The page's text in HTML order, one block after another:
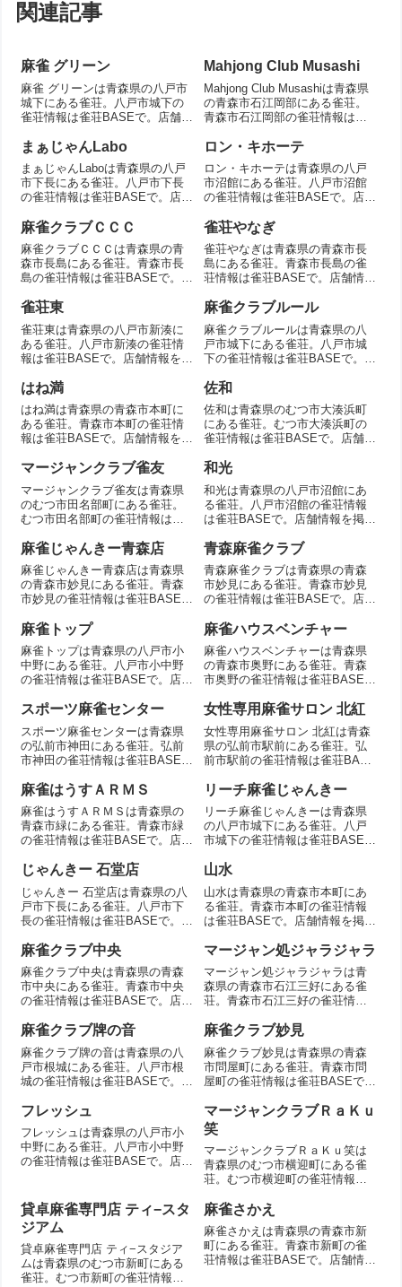
関連記事
麻雀 グリーン
麻雀 グリーンは青森県の八戸市
城下にある雀荘。八戸市城下の
雀荘情報は雀荘BASEで。店舗情
Mahjong Club Musashi
Mahjong Club Musashiは青森県
の青森市石江岡部にある雀荘。
青森市石江岡部の雀荘情報は雀
まぁじゃんLabo
まぁじゃんLaboは青森県の八戸
市下長にある雀荘。八戸市下長
の雀荘情報は雀荘BASEで。店舗
ロン・キホーテ
ロン・キホーテは青森県の八戸
市沼館にある雀荘。八戸市沼館
の雀荘情報は雀荘BASEで。店舗
麻雀クラブＣＣＣ
麻雀クラブＣＣＣは青森県の青
森市長島にある雀荘。青森市長
島の雀荘情報は雀荘BASEで。店
雀荘やなぎ
雀荘やなぎは青森県の青森市長
島にある雀荘。青森市長島の雀
荘情報は雀荘BASEで。店舗情報
雀荘東
雀荘東は青森県の八戸市新湊に
ある雀荘。八戸市新湊の雀荘情
報は雀荘BASEで。店舗情報を掲
麻雀クラブルール
麻雀クラブルールは青森県の八
戸市城下にある雀荘。八戸市城
下の雀荘情報は雀荘BASEで。店
はね満
はね満は青森県の青森市本町に
ある雀荘。青森市本町の雀荘情
報は雀荘BASEで。店舗情報を掲
佐和
佐和は青森県のむつ市大湊浜町
にある雀荘。むつ市大湊浜町の
雀荘情報は雀荘BASEで。店舗情
マージャンクラブ雀友
マージャンクラブ雀友は青森県
のむつ市田名部町にある雀荘。
むつ市田名部町の雀荘情報は雀
和光
和光は青森県の八戸市沼館にあ
る雀荘。八戸市沼館の雀荘情報
は雀荘BASEで。店舗情報を掲
麻雀じゃんきー青森店
麻雀じゃんきー青森店は青森県
の青森市妙見にある雀荘。青森
市妙見の雀荘情報は雀荘BASE
青森麻雀クラブ
青森麻雀クラブは青森県の青森
市妙見にある雀荘。青森市妙見
の雀荘情報は雀荘BASEで。店舗
麻雀トップ
麻雀トップは青森県の八戸市小
中野にある雀荘。八戸市小中野
の雀荘情報は雀荘BASEで。店舗
麻雀ハウスベンチャー
麻雀ハウスベンチャーは青森県
の青森市奥野にある雀荘。青森
市奥野の雀荘情報は雀荘BASE
スポーツ麻雀センター
スポーツ麻雀センターは青森県
の弘前市神田にある雀荘。弘前
市神田の雀荘情報は雀荘BASE
女性専用麻雀サロン 北紅
女性専用麻雀サロン 北紅は青森
県の弘前市駅前にある雀荘。弘
前市駅前の雀荘情報は雀荘BASE
麻雀はうすＡＲＭＳ
麻雀はうすＡＲＭＳは青森県の
青森市緑にある雀荘。青森市緑
の雀荘情報は雀荘BASEで。店舗
リーチ麻雀じゃんきー
リーチ麻雀じゃんきーは青森県
の八戸市城下にある雀荘。八戸
市城下の雀荘情報は雀荘BASE
じゃんきー 石堂店
じゃんきー 石堂店は青森県の八
戸市下長にある雀荘。八戸市下
長の雀荘情報は雀荘BASEで。店
山水
山水は青森県の青森市本町にあ
る雀荘。青森市本町の雀荘情報
は雀荘BASEで。店舗情報を掲
麻雀クラブ中央
麻雀クラブ中央は青森県の青森
市中央にある雀荘。青森市中央
の雀荘情報は雀荘BASEで。店舗
マージャン処ジャラジャラ
マージャン処ジャラジャラは青
森県の青森市石江三好にある雀
荘。青森市石江三好の雀荘情報
載。
麻雀クラブ牌の音
麻雀クラブ牌の音は青森県の八
戸市根城にある雀荘。八戸市根
城の雀荘情報は雀荘BASEで。店
麻雀クラブ妙見
麻雀クラブ妙見は青森県の青森
市問屋町にある雀荘。青森市問
屋町の雀荘情報は雀荘BASEで。
フレッシュ
フレッシュは青森県の八戸市小
中野にある雀荘。八戸市小中野
の雀荘情報は雀荘BASEで。店舗
マージャンクラブＲａＫｕ
笑
マージャンクラブＲａＫｕ笑は
青森県のむつ市横迎町にある雀
荘。むつ市横迎町の雀荘情報は
貸卓麻雀専門店 ティ−スタ
ジアム
貸卓麻雀専門店 ティ−スタジア
ムは青森県のむつ市新町にある
雀荘。むつ市新町の雀荘情報は
麻雀さかえ
麻雀さかえは青森県の青森市新
町にある雀荘。青森市新町の雀
荘情報は雀荘BASEで。店舗情報